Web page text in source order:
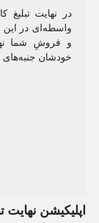
در نهایت تبلیغ
واسطه‌ای در این
و فروشِ شما
خودشان جنبه‌های
اپلیکیشن نهایت